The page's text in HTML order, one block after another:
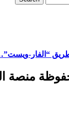
“الفار-
منصة المقال